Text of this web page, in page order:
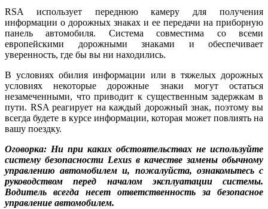
RSA использует переднюю камеру для получения
информации о дорожных знаках и ее передачи на приборную
панель автомобиля. Система совместима со всеми
европейскими дорожными знаками и обеспечивает
уверенность, где бы вы ни находились.
В условиях обилия информации или в тяжелых дорожных
условиях некоторые дорожные знаки могут остаться
незамеченными, что приводит к существенным задержкам в
пути. RSA реагирует на каждый дорожный знак, поэтому вы
всегда будете в курсе информации, которая может повлиять на
вашу поездку.
Оговорка: Ни при каких обстоятельствах не используйте
систему безопасности Lexus в качестве замены обычному
управлению автомобилем и, пожалуйста, ознакомьтесь с
руководством перед началом эксплуатации системы.
Водитель всегда несет ответственность за безопасное
управление автомобилем.